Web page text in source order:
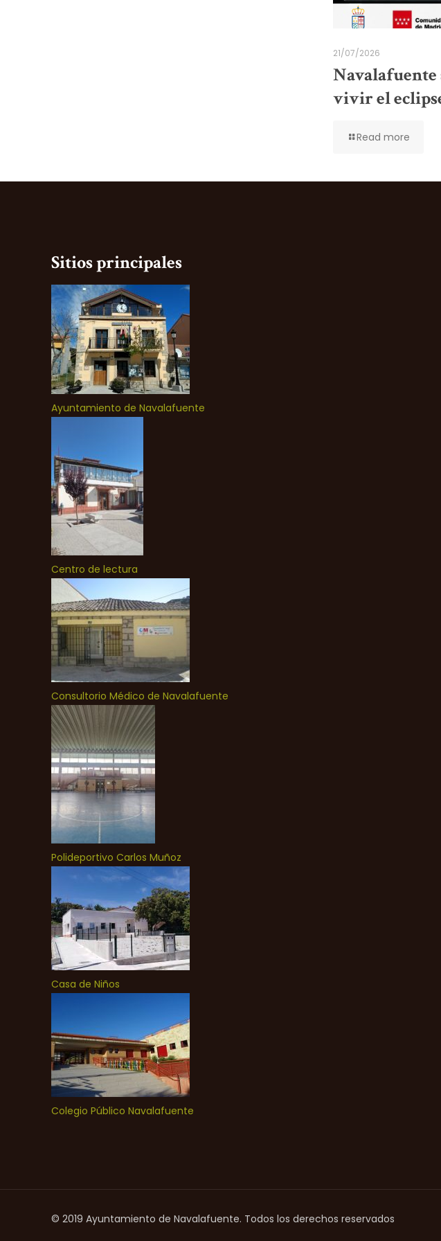
21/07/2026
Navalafuente
vivir el
Read more
Sitios principales
Ayuntamiento de Navalafuente
Centro de lectura
Consultorio Médico de Navalafuente
Polideportivo Carlos Muñoz
Casa de Niños
Colegio Público Navalafuente
© 2019 Ayuntamiento de Navalafuente. Todos los derechos reservados